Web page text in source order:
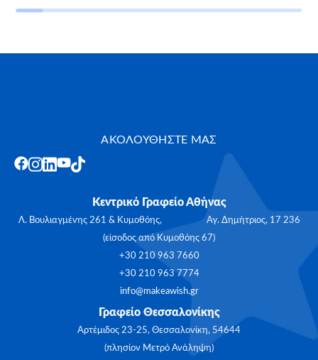
ΑΚΟΛΟΥΘΗΣΤΕ ΜΑΣ
Κεντρικό Γραφείο Αθήνας
Λ. Βουλιαγμένης 261 & Κυμοθόης, Αγ. Δημήτριος, 17 236
(είσοδος από Κυμοθόης 67)
+30 210 963 7660
+30 210 963 7774
info@makeawish.gr
Γραφείο Θεσσαλονίκης
Αρτέμιδος 23-25, Θεσσαλονίκη, 54644
(πλησίον Μετρό Ανάληψη)